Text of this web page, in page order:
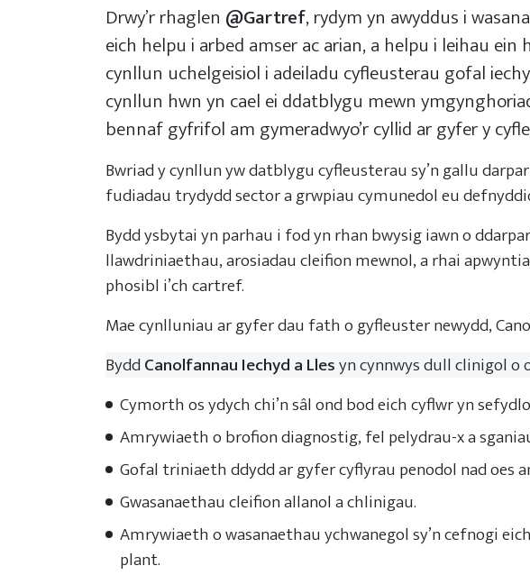
Drwy’r rhaglen @Gartref, rydym yn awyddus i
eich helpu i arbed amser ac arian, a helpu i leihau
cynllun uchelgeisiol i adeiladu cyfleusterau gofal
cynllun hwn yn cael ei ddatblygu mewn
bennaf gyfrifol am gymeradwyo’r cyllid ar gyfer y
Bwriad y cynllun yw datblygu cyfleusterau sy’n gallu
fudiadau trydydd sector a grwpiau cymunedol eu
Bydd ysbytai yn parhau i fod yn rhan bwysig iawn o
llawdriniaethau, arosiadau cleifion mewnol, a rhai
phosibl i’ch cartref.
Mae cynlluniau ar gyfer dau fath o gyfleuster newydd,
ByddCanolfannau Iechyd a Llesyn cynnwys dull clinigol o
Cymorth os ydych chi’n sâl ond bod eich cyflwr yn
Amrywiaeth o brofion diagnostig, fel pelydrau-x a
Gofal triniaeth ddydd ar gyfer cyflyrau penodol nad oes
Gwasanaethau cleifion allanol a chlinigau.
Amrywiaeth o wasanaethau ychwanegol sy’n cefnogi
plant.